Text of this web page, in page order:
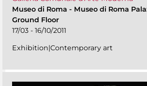
Museo di Roma - Museo di Roma
Ground Floor
17/03 - 16/10/2011
Exhibition|Contemporary art